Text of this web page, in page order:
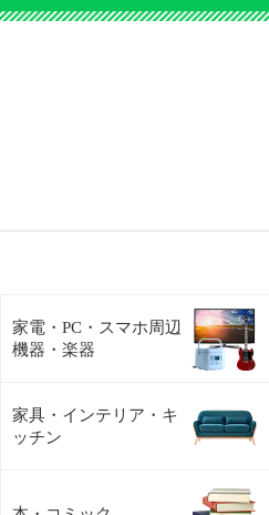
家電・PC・スマホ周辺
機器・楽器
家具・インテリア・キ
ッチン